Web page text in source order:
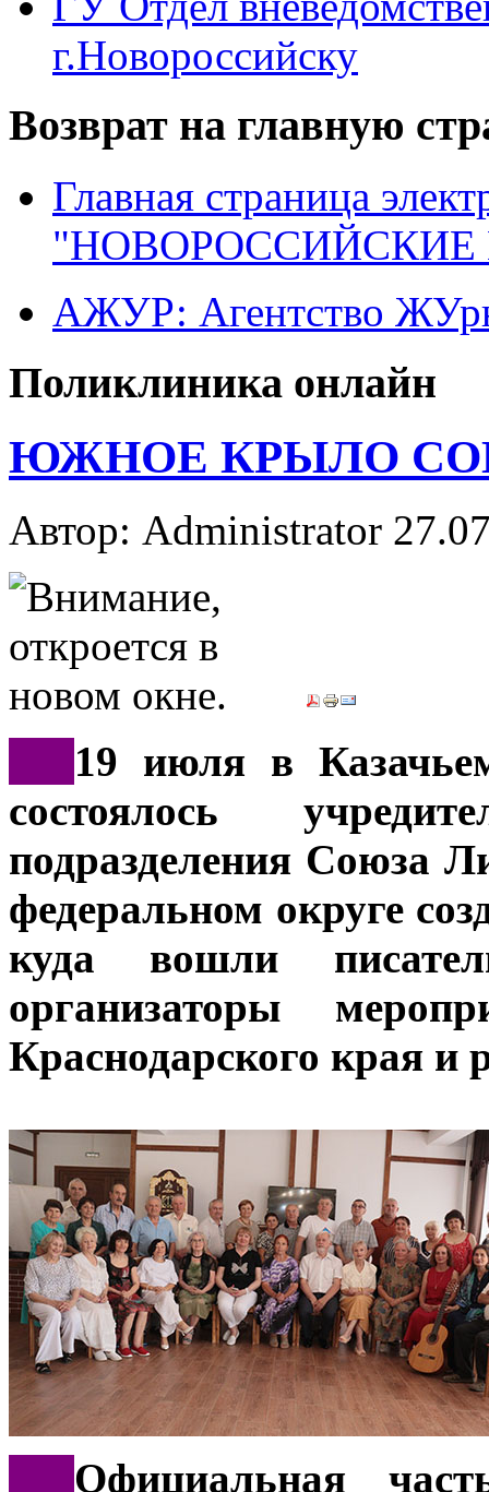
г.Новороссийску
Возврат на главную
Главная страница
"НОВОРОССИЙСКИЕ
АЖУР: Агентство
Поликлиника онлайн
ЮЖНОЕ КРЫЛО
Автор: Administrator
19 июля в
состоялось
подразделения Союза
федеральном округе
куда вошли
организаторы
Краснодарского края и
Официальная